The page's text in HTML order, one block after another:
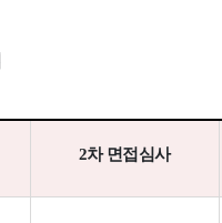
2차 면접심사